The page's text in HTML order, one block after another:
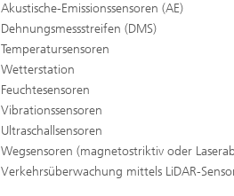
Akustische-Emissionssensoren (AE)
Dehnungsmessstreifen (DMS)
Temperatursensoren
Wetterstation
Feuchtesensoren
Vibrationssensoren
Ultraschallsensoren
Wegsensoren (magnetostriktiv oder
Verkehrsüberwachung mittels LiDAR-